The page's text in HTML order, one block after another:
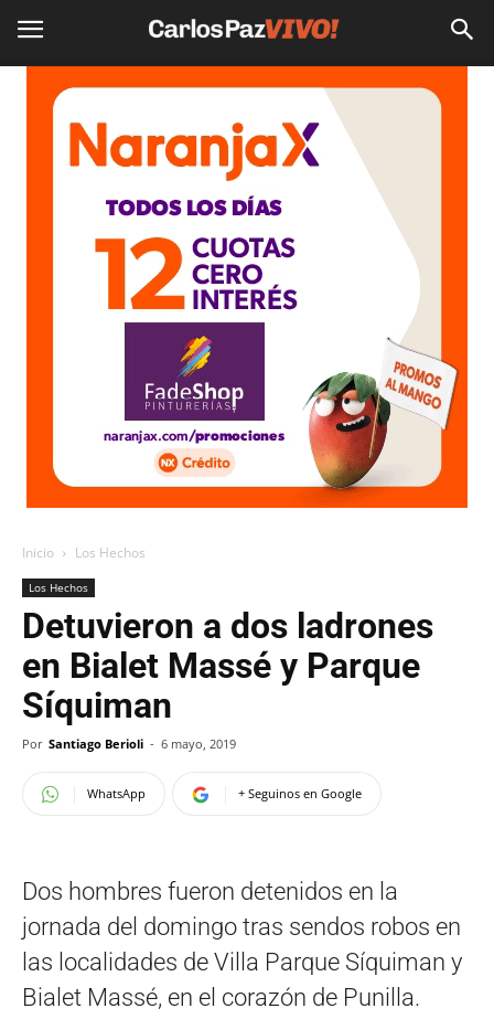
Inicio Los Hechos
Los Hechos
Detuvieron a dos ladrones
en Bialet Massé y Parque
Síquiman
Por Santiago Berioli - 6 mayo, 2019
WhatsApp + Seguinos en Google
Dos hombres fueron detenidos en la
jornada del domingo tras sendos robos en
las localidades de Villa Parque Síquiman y
Bialet Massé, en el corazón de Punilla.